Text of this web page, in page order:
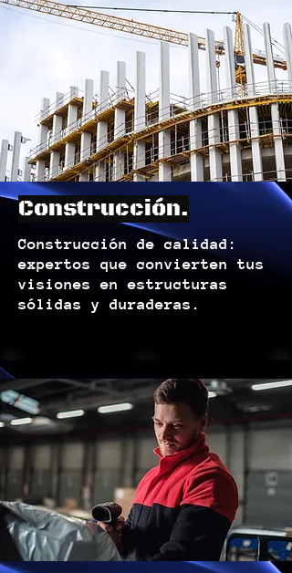
Construcción.
Construcción de calidad:
expertos que convierten tus
visiones en estructuras
sólidas y duraderas.